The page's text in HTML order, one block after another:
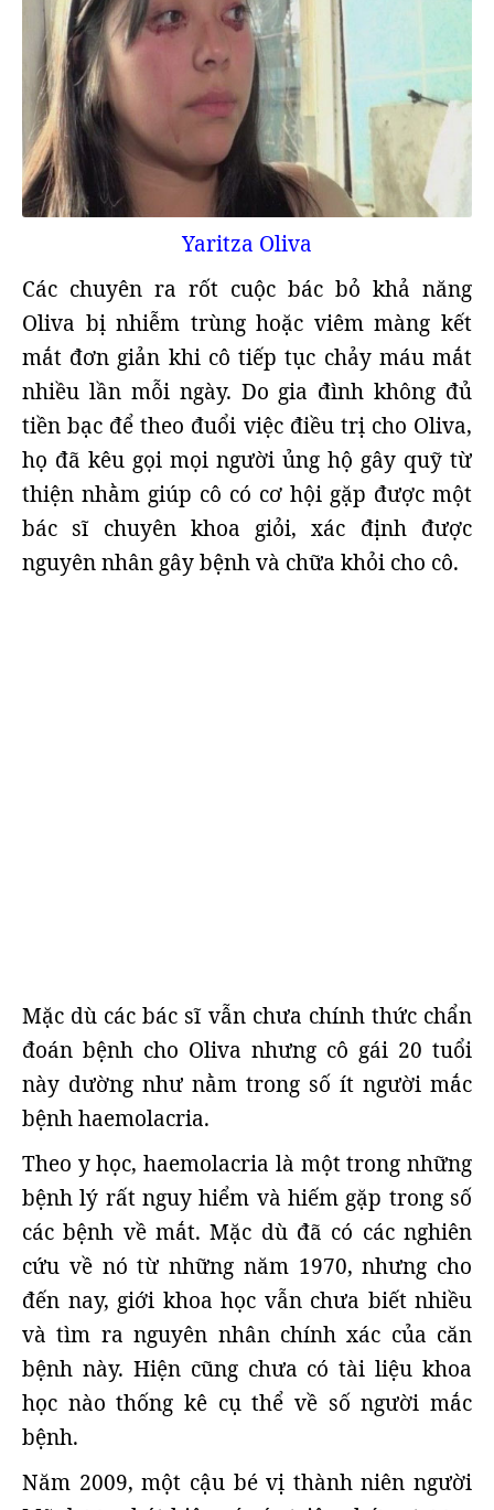
Yaritza Oliva
Các chuyên ra rốt cuộc bác bỏ khả năng
Oliva bị nhiễm trùng hoặc viêm màng kết
mắt đơn giản khi cô tiếp tục chảy máu mắt
nhiều lần mỗi ngày. Do gia đình không đủ
tiền bạc để theo đuổi việc điều trị cho Oliva,
họ đã kêu gọi mọi người ủng hộ gây quỹ từ
thiện nhằm giúp cô có cơ hội gặp được một
bác sĩ chuyên khoa giỏi, xác định được
nguyên nhân gây bệnh và chữa khỏi cho cô.
Mặc dù các bác sĩ vẫn chưa chính thức chẩn
đoán bệnh cho Oliva nhưng cô gái 20 tuổi
này dường như nằm trong số ít người mắc
bệnh haemolacria.
Theo y học, haemolacria là một trong những
bệnh lý rất nguy hiểm và hiếm gặp trong số
các bệnh về mắt. Mặc dù đã có các nghiên
cứu về nó từ những năm 1970, nhưng cho
đến nay, giới khoa học vẫn chưa biết nhiều
và tìm ra nguyên nhân chính xác của căn
bệnh này. Hiện cũng chưa có tài liệu khoa
học nào thống kê cụ thể về số người mắc
bệnh.
Năm 2009, một cậu bé vị thành niên người